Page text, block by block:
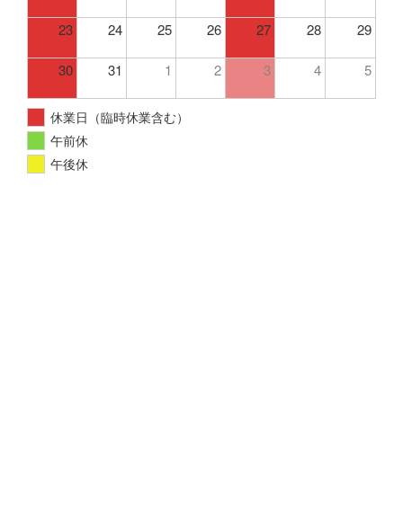
23 24 25 26 27 28 29
30 31 1 2 3 4 5
休業日（臨時休業含む）
午前休
午後休